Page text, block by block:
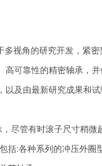
视角的研究开发，紧密
靠性的精密轴承，
由最新研究成果和
管有时滚子尺寸稍微
:各种系列的冲压外圈